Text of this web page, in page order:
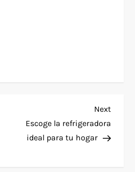
Next
Post
Next
Escoge la refrigeradora
ideal para tu hogar